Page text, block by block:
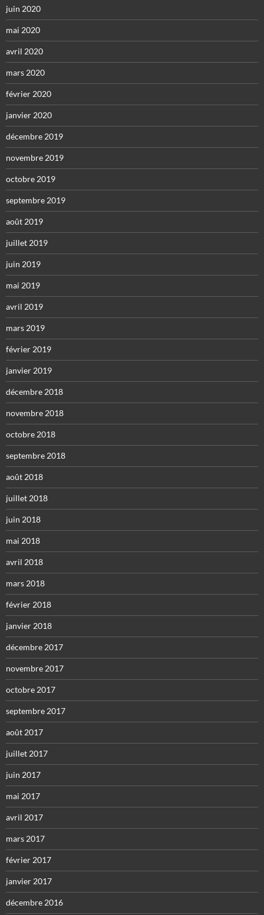
juin 2020
mai 2020
avril 2020
mars 2020
février 2020
janvier 2020
décembre 2019
novembre 2019
octobre 2019
septembre 2019
août 2019
juillet 2019
juin 2019
mai 2019
avril 2019
mars 2019
février 2019
janvier 2019
décembre 2018
novembre 2018
octobre 2018
septembre 2018
août 2018
juillet 2018
juin 2018
mai 2018
avril 2018
mars 2018
février 2018
janvier 2018
décembre 2017
novembre 2017
octobre 2017
septembre 2017
août 2017
juillet 2017
juin 2017
mai 2017
avril 2017
mars 2017
février 2017
janvier 2017
décembre 2016